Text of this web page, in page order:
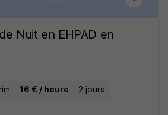
Nuit en EHPAD en
16 € / heure 2 jours